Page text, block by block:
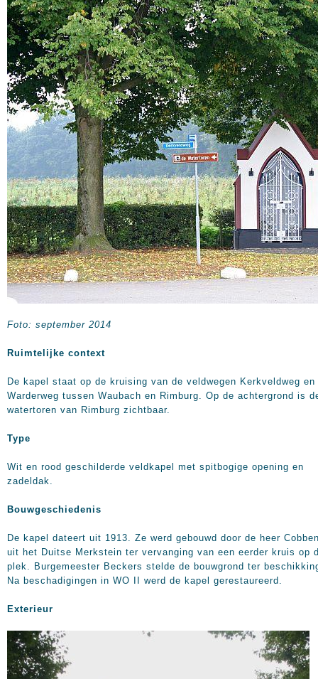
Foto: september 2014
Ruimtelijke context
De kapel staat op de kruising van de veldwegen Kerkveldweg en
Warderweg tussen Waubach en Rimburg. Op de achtergrond is
watertoren van Rimburg zichtbaar.
Type
Wit en rood geschilderde veldkapel met spitbogige opening en
zadeldak.
Bouwgeschiedenis
De kapel dateert uit 1913. Ze werd gebouwd door de heer
uit het Duitse Merkstein ter vervanging van een eerder kruis op
plek. Burgemeester Beckers stelde de bouwgrond ter
Na beschadigingen in WO II werd de kapel gerestaureerd.
Exterieur